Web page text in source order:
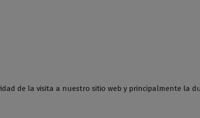
de la visita a nuestro sitio web y principalmente la